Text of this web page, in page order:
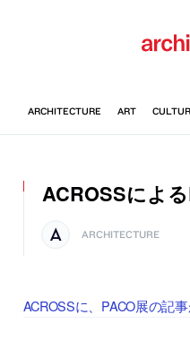
ACROSSによ
ARCHITECTURE
ACROSSに、PACO展の記